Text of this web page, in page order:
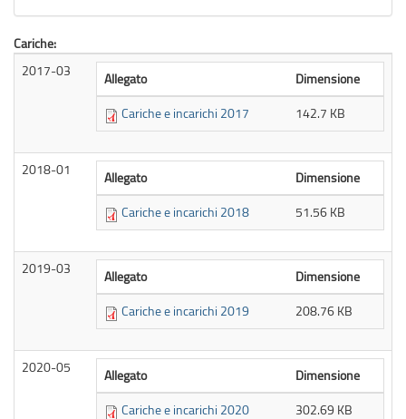
Cariche:
2017-03
Allegato
Dimensione
Cariche e incarichi 2017
142.7 KB
2018-01 Allegato
Dimensione
Cariche e incarichi 2018
51.56 KB
2019-03 Allegato
Dimensione
Cariche e incarichi 2019
208.76 KB
2020-05 Allegato
Dimensione
Cariche e incarichi 2020
302.69 KB